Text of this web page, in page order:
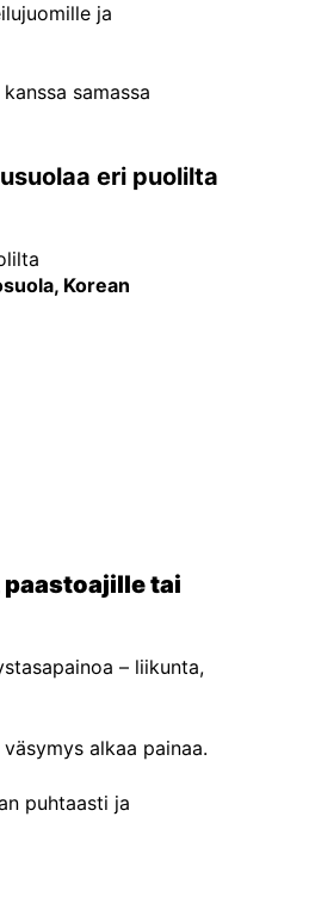
ja
samassa
eri puolilta
Korean
tai
– liikunta,
alkaa painaa.
puhtaasti ja